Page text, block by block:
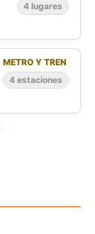
4 lugares
METRO Y TREN
4 estaciones